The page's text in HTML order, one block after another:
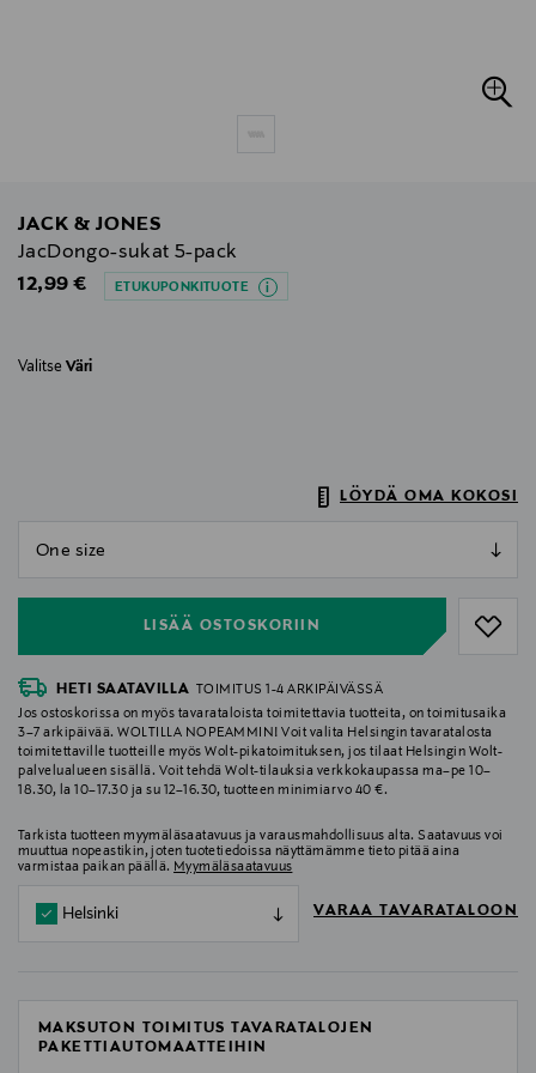
JACK & JONES
JacDongo-sukat 5-pack
Original Price
12,99 € ETUKUPONKITUOTE
Valitse Väri
LÖYDÄ OMA KOKOSI
LISÄÄ OSTOSKORIIN
null
HETI SAATAVILLA
TOIMITUS 1-4 ARKIPÄIVÄSSÄ
Jos ostoskorissa on myös tavarataloista toimitettavia tuotteita, on toimitusaika
3–7 arkipäivää. WOLTILLA NOPEAMMIN! Voit valita Helsingin tavaratalosta
toimitettaville tuotteille myös Wolt-pikatoimituksen, jos tilaat Helsingin Wolt-
palvelualueen sisällä. Voit tehdä Wolt-tilauksia verkkokaupassa ma–pe 10–
18.30, la 10–17.30 ja su 12–16.30, tuotteen minimiarvo 40 €.
Tarkista tuotteen myymäläsaatavuus ja varausmahdollisuus alta. Saatavuus voi
muuttua nopeastikin, joten tuotetiedoissa näyttämämme tieto pitää aina
varmistaa paikan päällä. Myymäläsaatavuus
Helsinki VARAA TAVARATALOON
MAKSUTON TOIMITUS TAVARATALOJEN
PAKETTIAUTOMAATTEIHIN